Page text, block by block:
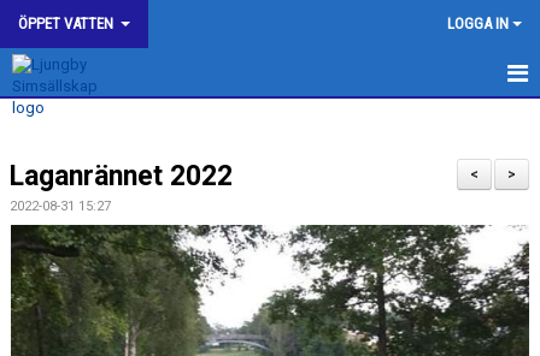
ÖPPET VATTEN LOGGA IN
HEM
>
<
Laganrännet 2022
2022-08-31 15:27